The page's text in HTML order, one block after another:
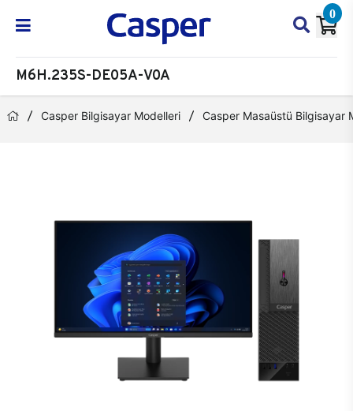
0
M6H.235S-DE05A-V0A
Casper Bilgisayar Modelleri Casper Masaüstü Bilgisayar